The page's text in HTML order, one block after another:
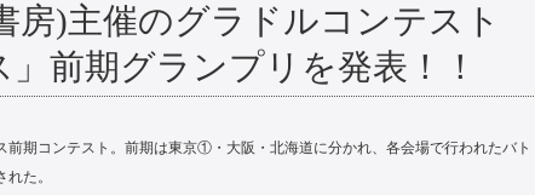
房)主催のグラドルコンテスト
」前期グランプリを発表！！
前期コンテスト。前期は東京①・大阪・北海道に分かれ、各会場で行われたバト
た。